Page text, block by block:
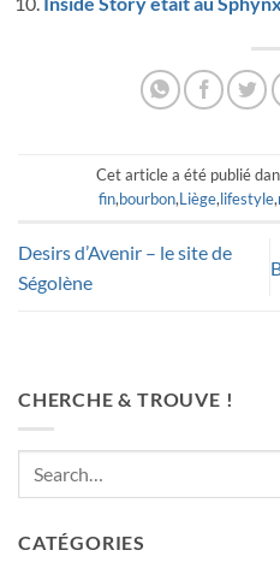
Cet article a été publié
fin,bourbon,Liège,lifestyle,
Desirs d’Avenir – le site de
Ségolène
CHERCHE & TROUVE !
CATÉGORIES